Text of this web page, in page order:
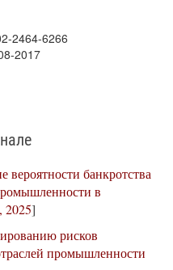
2464-6266
2017
вероятности банкротства
в
]
рисков
промышленности